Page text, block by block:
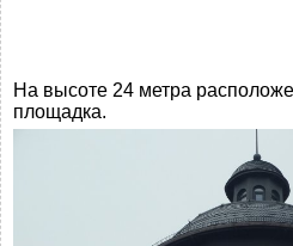
На высоте 24 метра
площадка.